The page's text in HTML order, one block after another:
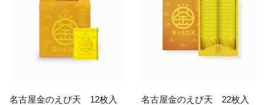
名古屋金のえび天 12枚入 名古屋金のえび天 22枚入